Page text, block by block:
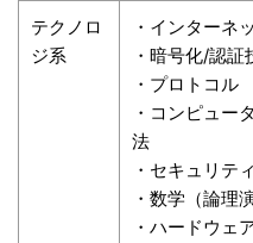
テクノロ
ジ系
・インターネ
・暗号化/認証
・プロトコル
・コンピュー
法
・セキュリティ
・数学（論理
・ハードウェ